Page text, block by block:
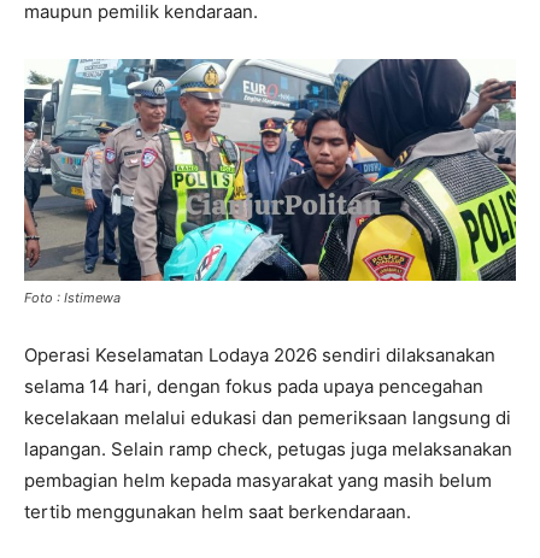
maupun pemilik kendaraan.
Foto : Istimewa
Operasi Keselamatan Lodaya 2026 sendiri dilaksanakan
selama 14 hari, dengan fokus pada upaya pencegahan
kecelakaan melalui edukasi dan pemeriksaan langsung di
lapangan. Selain ramp check, petugas juga melaksanakan
pembagian helm kepada masyarakat yang masih belum
tertib menggunakan helm saat berkendaraan.